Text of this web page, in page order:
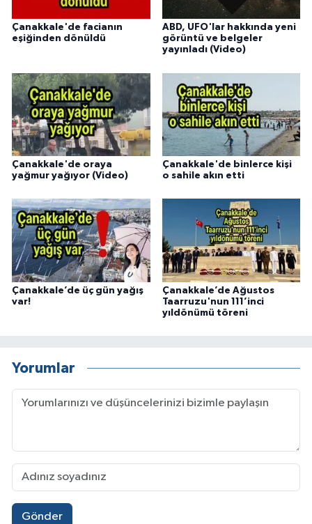
Çanakkale'de facianın
eşiğinden dönüldü
ABD, UFO'lar hakkında yeni
görüntü ve belgeler
yayınladı (Video)
Çanakkale'de oraya
yağmur yağıyor (Video)
Çanakkale'de binlerce kişi
o sahile akın etti
Çanakkale’de üç gün yağış
var!
Çanakkale’de Ağustos
Taarruzu'nun 111’inci
yıldönümü töreni
Yorumlar
Gönder